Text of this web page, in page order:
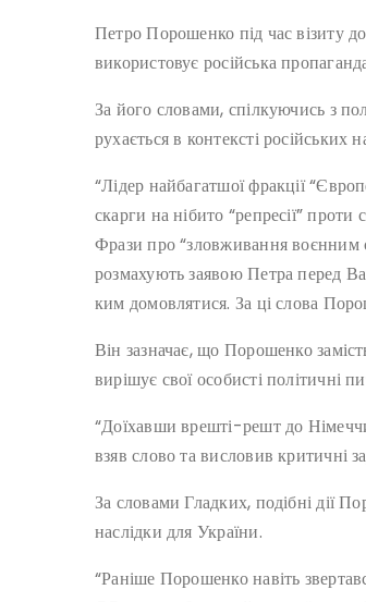
Петро Порошенко під час візиту
використовує російська
За його словами, спілкуючись з
рухається в контексті російських
“Лідер найбагатшої фракції
скарги на нібито “репресії”
Фрази про “зловживання воєнним
розмахують заявою Петра перед
ким домовлятися. За ці слова
Він зазначає, що Порошенко
вирішує свої особисті політичні
“Доїхавши врешті-решт до
взяв слово та висловив критичні
За словами Гладких, подібні дії
наслідки для України.
“Раніше Порошенко навіть